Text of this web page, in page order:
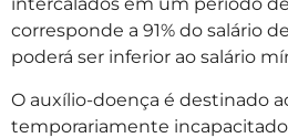
intercalados em um período
corresponde a 91% do salário
poderá ser inferior ao salário
O auxílio-doença é destinado
temporariamente